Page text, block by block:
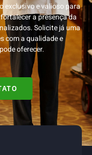
exclusivo e valioso para
a presença da
Solicite já uma
com a qualidade e
oferecer.